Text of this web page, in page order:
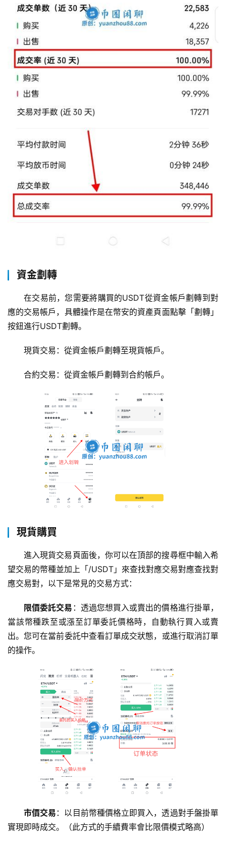
資金劃轉
在交易前，您需要將購買的USDT從資金帳戶劃轉到對
應的交易帳戶，具體操作是在幣安的資產頁面點擊「劃轉」
按鈕進行USDT劃轉。
現貨交易：從資金帳戶劃轉至現貨帳戶。
合約交易：從資金帳戶劃轉到合約帳戶。
現貨購買
進入現貨交易頁面後，你可以在頂部的搜尋框中輸入希
望交易的幣種並加上「/USDT」來查找對應交易對應查找對
應交易對，以下是常見的交易方式：
限價委託交易 ：透過您想買入或賣出的價格進行掛單，
當該幣種跌至或漲至訂單委託價格時，自動執行買入或賣
出。您可在當前委託中查看訂單成交狀態，或進行取消訂單
的操作。
市價交易 ：以目前幣種價格立即買入，透過對手盤掛單
實現即時成交。（此方式的手續費率會比限價模式略高）